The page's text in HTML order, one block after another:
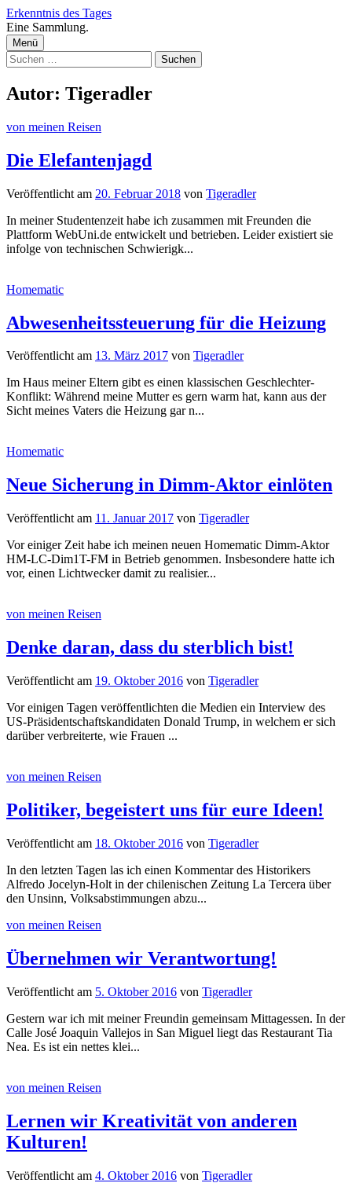
Zum
Inhalt
überspringen
Erkenntnis des Tages
Eine Sammlung.
Menü
Suchen
nach:
Autor: Tigeradler
von meinen Reisen
Die Elefantenjagd
Veröffentlicht am 20. Februar 2018 von Tigeradler
In meiner Studentenzeit habe ich zusammen mit Freunden die
Plattform WebUni.de entwickelt und betrieben. Leider existiert sie
infolge von technischen Schwierigk...
Homematic
Abwesenheitssteuerung für die Heizung
Veröffentlichtam 13. März 2017 von Tigeradler
Im Haus meiner Eltern gibt es einen klassischen Geschlechter-
Konflikt: Während meine Mutter es gern warm hat, kann aus der
Sicht meines Vaters die Heizung gar n...
Homematic
Neue Sicherung in Dimm-Aktor einlöten
Veröffentlicht am 11. Januar 2017 von Tigeradler
Vor einiger Zeit habe ich meinen neuen Homematic Dimm-Aktor
HM-LC-Dim1T-FM in Betrieb genommen. Insbesondere hatte ich
vor, einen Lichtwecker damit zu realisier...
von meinen Reisen
Denke daran, dass du sterblich bist!
Veröffentlicht am 19. Oktober 2016 von Tigeradler
Vor einigen Tagen veröffentlichten die Medien ein Interview des
US-Präsidentschaftskandidaten Donald Trump, in welchem er sich
darüber verbreiterte, wie Frauen ...
von meinen Reisen
Politiker, begeistert uns für eure Ideen!
Veröffentlicht am 18. Oktober 2016 von Tigeradler
In den letzten Tagen las ich einen Kommentar des Historikers
Alfredo Jocelyn-Holt in der chilenischen Zeitung La Tercera über
den Unsinn, Volksabstimmungen abzu...
von meinen Reisen
Übernehmen wir Verantwortung!
Veröffentlicht am 5. Oktober 2016 von Tigeradler
Gestern war ich mit meiner Freundin gemeinsam Mittagessen. In der
Calle José Joaquin Vallejos in San Miguel liegt das Restaurant Tia
Nea. Es ist ein nettes klei...
von meinen Reisen
Lernen wir Kreativität von anderen
Kulturen!
Veröffentlicht am 4. Oktober 2016 von Tigeradler